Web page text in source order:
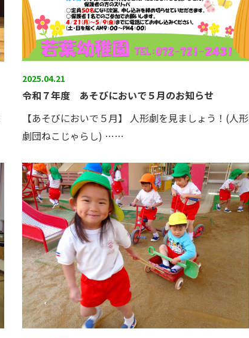
2025.04.21
令和７年度 あそびにおいで５月のお知らせ
【あそびにおいで５月】 人形劇を見ましょう！(人形
劇団ねこじゃらし) ……